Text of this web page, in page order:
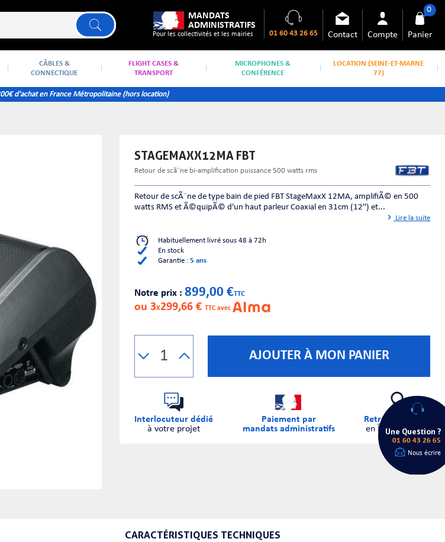
MANDATS
ADMINISTRATIFS
Pour les collectivités et les mairies 01 60 43 26 65 Contact Compte Panier
0
CÂBLES &
CONNECTIQUE
FLIGHT CASES &
TRANSPORT
MICROPHONES &
CONFÉRENCE
LOCATION (SEINE-ET-MARNE
77)
d'achat en France Métropolitaine (hors location)
STAGEMAXX12MA FBT
retour de scã¨ne bi-amplification puissance 500 watts rms
Retour de scÃ¨ne de type bain de pied FBT StageMaxX 12MA, amplifiÃ© en 500
watts RMS et Ã©quipÃ© d'un haut parleur Coaxial en 31cm (12'') et...
Lire la suite
Habituellement livré sous 48 à 72h
En stock
Garantie : 5 ans
Notre prix : 899,00 €TTC
ou 3X299,66 € TTC avec
AJOUTER À MON PANIER
Interlocuteur dédié
à votre projet
Paiement par
mandats administratifs
Retrait sur place
en Île-de-France
CARACTÉRISTIQUES TECHNIQUES
Une Question ?
01 60 43 26 65
Nous écrire